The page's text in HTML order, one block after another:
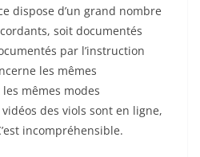
dispose d’un grand nombre
soit documentés
par l’instruction
les mêmes
mêmes modes
des viols sont en ligne,
incompréhensible.